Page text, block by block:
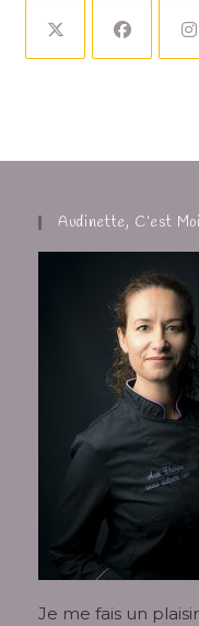
Audinette, C’est
Je me fais un